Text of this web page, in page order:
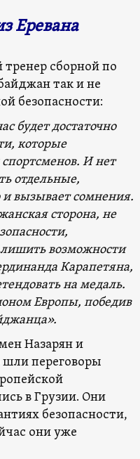
Еревана
тренер сборной по
так и не
безопасности:
будет достаточно
которые
И нет
отдельные,
вызывает сомнения.
сторона, не
возможности
Карапетяна,
на медаль.
Европы, победив
Назарян и
переговоры
в Грузии. Они
безопасности,
они уже